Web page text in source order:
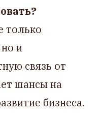
только
и
связь от
шансы на
бизнеса.